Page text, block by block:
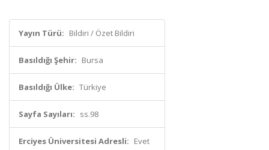
Yayın Türü: Bildiri / Özet Bildiri
Basıldığı Şehir: Bursa
Basıldığı Ülke: Türkiye
Sayfa Sayıları: ss.98
Erciyes Üniversitesi Adresli: Evet